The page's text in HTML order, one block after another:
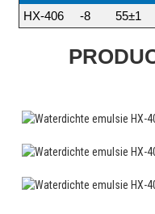
HX-406 -8 55±1